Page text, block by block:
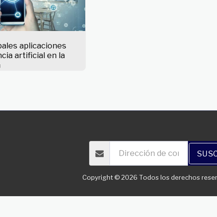
aplicaciones
artificial en la
Copyright © 2026 Todos los derechos